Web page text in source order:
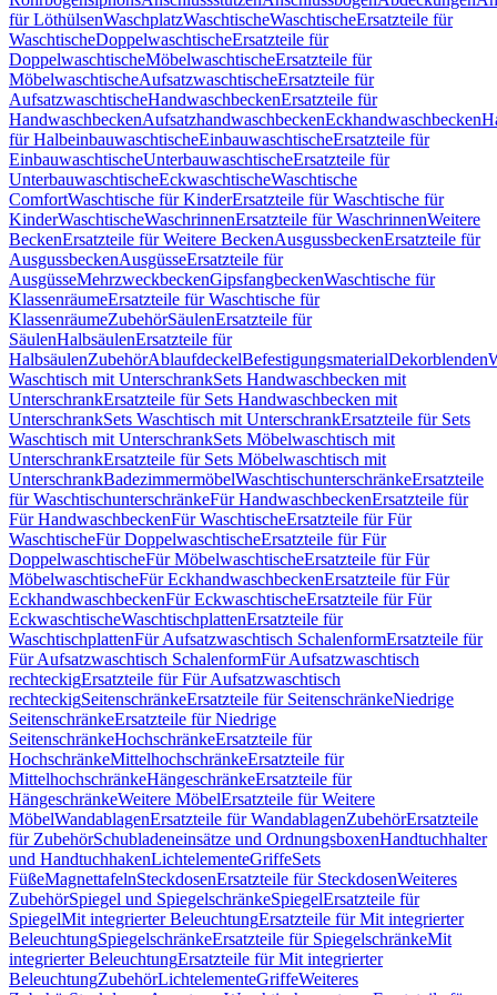
für LöthülsenWaschplatzWaschtischeWaschtischeErsatzteile für
WaschtischeDoppelwaschtischeErsatzteile für
DoppelwaschtischeMöbelwaschtischeErsatzteile für
MöbelwaschtischeAufsatzwaschtischeErsatzteile für
AufsatzwaschtischeHandwaschbeckenErsatzteile für
HandwaschbeckenAufsatzhandwaschbeckenEckhandwaschbecken
für HalbeinbauwaschtischeEinbauwaschtischeErsatzteile für
EinbauwaschtischeUnterbauwaschtischeErsatzteile für
UnterbauwaschtischeEckwaschtischeWaschtische
ComfortWaschtische für KinderErsatzteile für Waschtische für
KinderWaschtischeWaschrinnenErsatzteile für WaschrinnenWeitere
BeckenErsatzteile für Weitere BeckenAusgussbeckenErsatzteile für
AusgussbeckenAusgüsseErsatzteile für
AusgüsseMehrzweckbeckenGipsfangbeckenWaschtische für
KlassenräumeErsatzteile für Waschtische für
KlassenräumeZubehörSäulenErsatzteile für
SäulenHalbsäulenErsatzteile für
HalbsäulenZubehörAblaufdeckelBefestigungsmaterialDekorblenden
Waschtisch mit UnterschrankSets Handwaschbecken mit
UnterschrankErsatzteile für Sets Handwaschbecken mit
UnterschrankSets Waschtisch mit UnterschrankErsatzteile für Sets
Waschtisch mit UnterschrankSets Möbelwaschtisch mit
UnterschrankErsatzteile für Sets Möbelwaschtisch mit
UnterschrankBadezimmermöbelWaschtischunterschränkeErsatzteile
für WaschtischunterschränkeFür HandwaschbeckenErsatzteile für
Für HandwaschbeckenFür WaschtischeErsatzteile für Für
WaschtischeFür DoppelwaschtischeErsatzteile für Für
DoppelwaschtischeFür MöbelwaschtischeErsatzteile für Für
MöbelwaschtischeFür EckhandwaschbeckenErsatzteile für Für
EckhandwaschbeckenFür EckwaschtischeErsatzteile für Für
EckwaschtischeWaschtischplattenErsatzteile für
WaschtischplattenFür Aufsatzwaschtisch SchalenformErsatzteile für
Für Aufsatzwaschtisch SchalenformFür Aufsatzwaschtisch
rechteckigErsatzteile für Für Aufsatzwaschtisch
rechteckigSeitenschränkeErsatzteile für SeitenschränkeNiedrige
SeitenschränkeErsatzteile für Niedrige
SeitenschränkeHochschränkeErsatzteile für
HochschränkeMittelhochschränkeErsatzteile für
MittelhochschränkeHängeschränkeErsatzteile für
HängeschränkeWeitere MöbelErsatzteile für Weitere
MöbelWandablagenErsatzteile für WandablagenZubehörErsatzteile
für ZubehörSchubladeneinsätze und OrdnungsboxenHandtuchhalter
und HandtuchhakenLichtelementeGriffeSets
FüßeMagnettafelnSteckdosenErsatzteile für SteckdosenWeiteres
ZubehörSpiegel und SpiegelschränkeSpiegelErsatzteile für
SpiegelMit integrierter BeleuchtungErsatzteile für Mit integrierter
BeleuchtungSpiegelschränkeErsatzteile für SpiegelschränkeMit
integrierter BeleuchtungErsatzteile für Mit integrierter
BeleuchtungZubehörLichtelementeGriffeWeiteres